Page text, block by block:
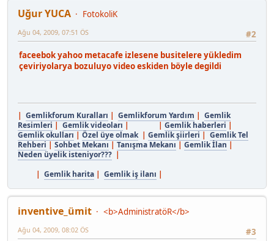
Uğur YUCA
FotokoliK
#2
Ağu 04, 2009, 07:51 ÖS
faceebok yahoo metacafe izlesene busitelere yükledim
çeviriyolarya bozuluyo video eskiden böyle degildi
| Gemlikforum Kuralları | Gemlikforum Yardım | Gemlik
Resimleri | Gemlik videoları | | Gemlik haberleri |
Gemlik okulları | Özel üye olmak| Gemlik şiirleri | Gemlik Tel
Rehberi | Sohbet Mekanı | Tanışma Mekanı | Gemlik İlan |
Neden üyelik isteniyor??? |
| Gemlik harita | Gemlik iş ilanı |
inventive_ümit
<b>AdministratöR</b>
#3
Ağu 04, 2009, 08:02 ÖS